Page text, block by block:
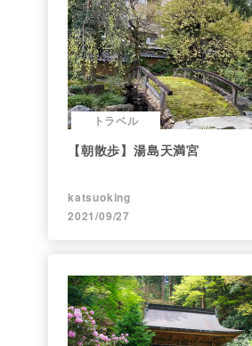
トラベル
【朝散歩】湯島天満宮
katsuoking
2021/09/27